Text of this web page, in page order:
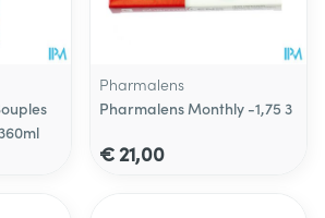
Pharmalens
Pharmalens Monthly -1,75 3
€ 21,00